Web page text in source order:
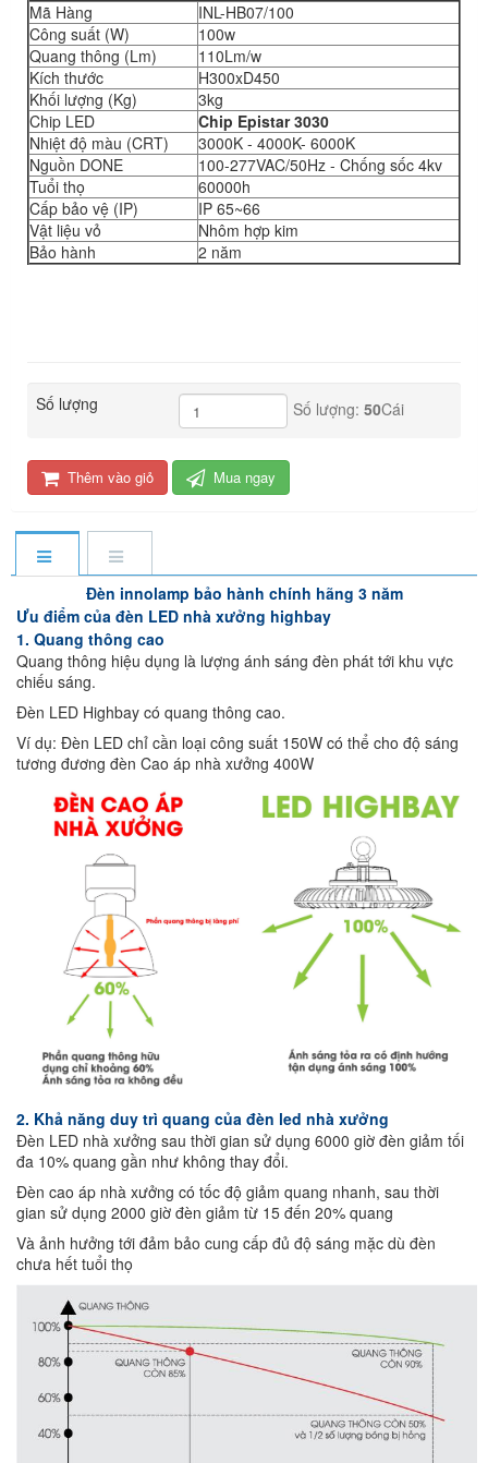
Mã Hàng
INL-HB07/100
Công suất (W)
100w
Quang thông (Lm)
110Lm/w
Kích thước
H300xD450
Khối lượng (Kg)
3kg
Chip LED
Chip Epistar 3030
Nhiệt độ màu (CRT)
3000K - 4000K- 6000K
Nguồn DONE
100-277VAC/50Hz - Chống sốc 4kv
Tuổi thọ
60000h
Cấp bảo vệ (IP)
IP 65~66
Vật liệu vỏ
Nhôm hợp kim
Bảo hành
2 năm
Số lượng Số lượng: 50Cái
Thêm vào giỏ Mua ngay
Đèn innolamp bảo hành chính hãng 3 năm
Ưu điểm của đèn LED nhà xưởng highbay
1. Quang thông cao
Quang thông hiệu dụng là lượng ánh sáng đèn phát tới khu vực
chiếu sáng.
Đèn LED Highbay có quang thông cao.
Ví dụ: Đèn LED chỉ cần loại công suất 150W có thể cho độ sáng
tương đương đèn Cao áp nhà xưởng 400W
2. Khả năng duy trì quang của đèn led nhà xưởng
Đèn LED nhà xưởng sau thời gian sử dụng 6000 giờ đèn giảm tối
đa 10% quang gần như không thay đổi.
Đèn cao áp nhà xưởng có tốc độ giảm quang nhanh, sau thời
gian sử dụng 2000 giờ đèn giảm từ 15 đến 20% quang
Và ảnh hưởng tới đảm bảo cung cấp đủ độ sáng mặc dù đèn
chưa hết tuổi thọ